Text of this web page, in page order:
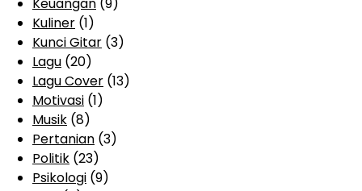
Kuliner (1)
Kunci Gitar (3)
Lagu (20)
Lagu Cover (13)
Motivasi (1)
Musik (8)
Pertanian (3)
Politik (23)
Psikologi (9)